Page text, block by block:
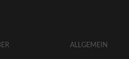
ALLGEMEIN